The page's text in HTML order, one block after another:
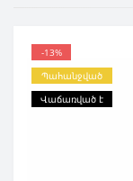
-13%
Պահանջված
Վաճառված է